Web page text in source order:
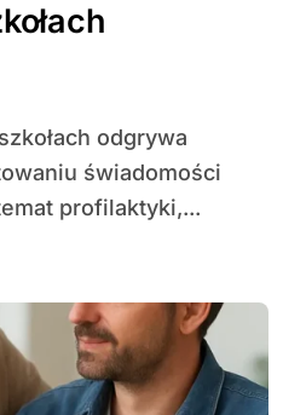
świadomości
profilaktyki,...